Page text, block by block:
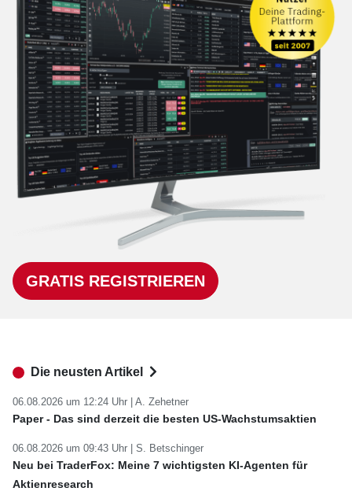
GRATIS REGISTRIEREN
Die neusten Artikel
06.08.2026 um 12:24 Uhr | A. Zehetner
Paper - Das sind derzeit die besten US-Wachstumsaktien
06.08.2026 um 09:43 Uhr | S. Betschinger
Neu bei TraderFox: Meine 7 wichtigsten KI-Agenten für
Aktienresearch